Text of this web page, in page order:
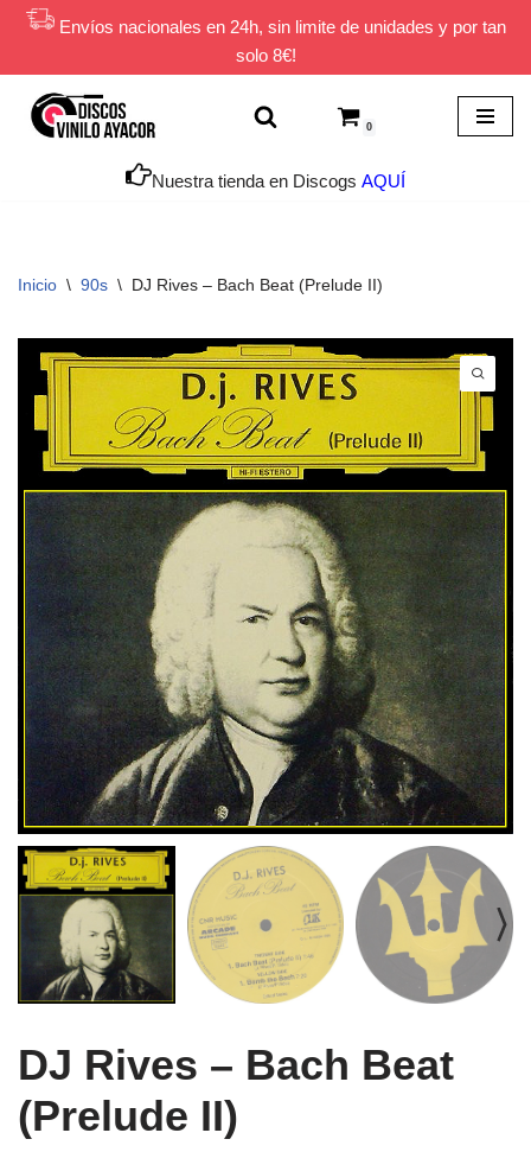
contenido
Envíos nacionales en 24h, sin limite de unidades y por tan
solo 8€!
0
Nuestra tienda en Discogs AQUÍ
Inicio \ 90s \ DJ Rives – Bach Beat (Prelude II)
DJ Rives – Bach Beat
(Prelude II)